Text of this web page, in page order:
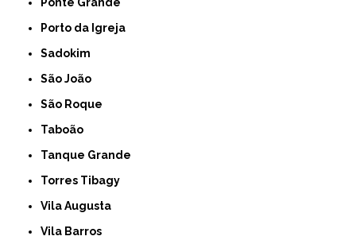
Ponte Grande
Porto da Igreja
Sadokim
São João
São Roque
Taboão
Tanque Grande
Torres Tibagy
Vila Augusta
Vila Barros